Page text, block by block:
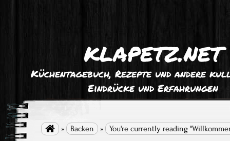
klapetz.net
Küchentagebuch, Rezepte und andere
Eindrücke und Erfahrungen
 » Backen » You're currently reading